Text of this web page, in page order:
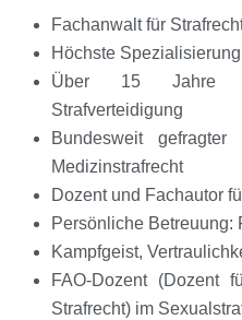
Fachanwalt für
Höchste
Über 15 Jahre
Strafverteidigung
Bundesweit
Medizinstrafrecht
Dozent und Fachautor
Persönliche Betreuung:
Kampfgeist,
FAO-Dozent (Dozent
Strafrecht) im